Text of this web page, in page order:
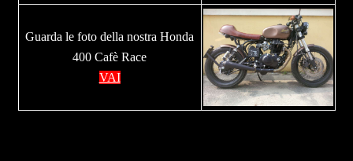
Guarda le foto della nostra Honda
400 Cafè Race
VAI